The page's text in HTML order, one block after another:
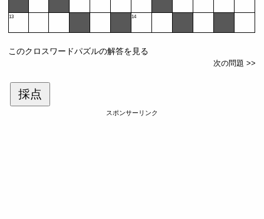
13 14
このクロスワードパズルの解答を見る
次の問題 >>
採点
スポンサーリンク